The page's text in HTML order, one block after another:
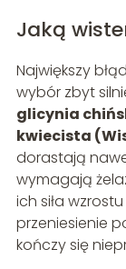
Jaką
Największy
wybór zbyt
glicynia
kwiecista
dorastają
wymagają
ich siła
przeniesienie
kończy się